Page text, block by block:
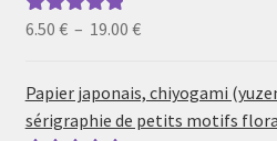
Note5.00sur
6.50 € – 19.00 €Plage
prix :
6.50 €
Papier japonais, chiyogami
sérigraphie de petits motifs